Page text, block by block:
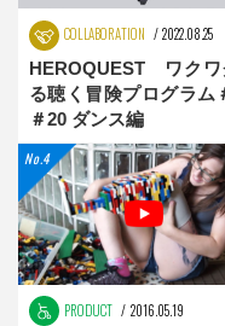
COLLABORATION 2022.08.25
HEROQUEST ワクワ
る聴く冒険プログラム
＃20 ダンス編
PRODUCT 2016.05.19